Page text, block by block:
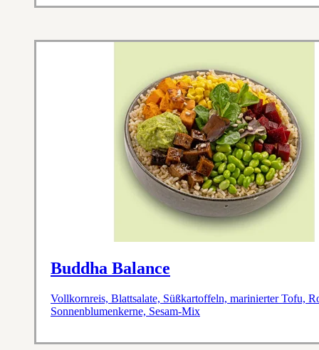
Buddha Balance
Vollkornreis, Blattsalate, Süßkartoffeln, marinierter Tofu,
Sonnenblumenkerne, Sesam-Mix